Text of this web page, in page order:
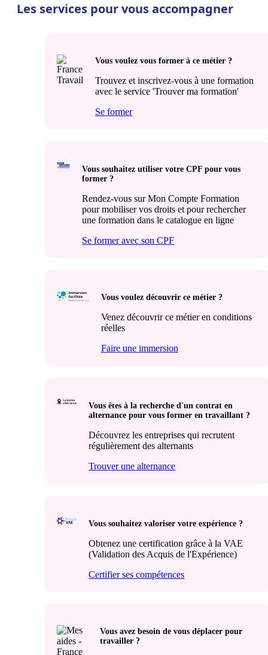
Les services pour vous accompagner
Vous voulez vous former à ce métier ?
Trouvez et inscrivez-vous à une formation
avec le service 'Trouver ma formation'
Se former
Vous souhaitez utiliser votre CPF pour vous
former ?
Rendez-vous sur Mon Compte Formation
pour mobiliser vos droits et pour rechercher
une formation dans le catalogue en ligne
Se former avec son CPF
Vous voulez découvrir ce métier ?
Venez découvrir ce métier en conditions
réelles
Faire une immersion
Vous êtes à la recherche d'un contrat en
alternance pour vous former en travaillant ?
Découvrez les entreprises qui recrutent
régulièrement des alternants
Trouver une alternance
Vous souhaitez valoriser votre expérience ?
Obtenez une certification grâce à la VAE
(Validation des Acquis de l'Expérience)
Certifier ses compétences
Vous avez besoin de vous déplacer pour
travailler ?